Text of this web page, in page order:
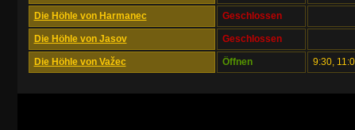
Die Höhle von Harmanec Geschlossen
Die Höhle von Jasov Geschlossen
Die Höhle von Važec Öffnen 9:30,